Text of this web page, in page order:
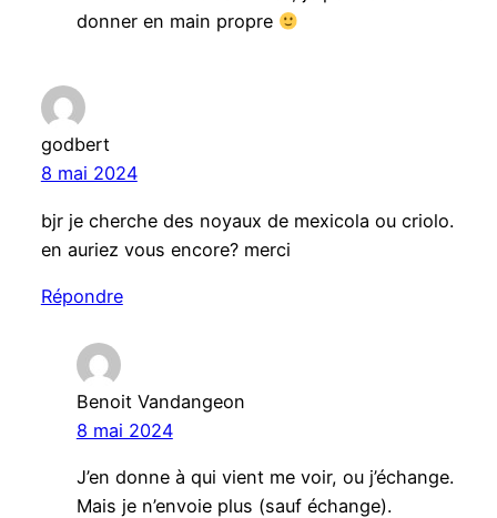
donner en main propre
godbert
8 mai 2024
bjr je cherche des noyaux de mexicola ou criolo.
en auriez vous encore? merci
Répondre
Benoit Vandangeon
8 mai 2024
J’en donne à qui vient me voir, ou j’échange.
Mais je n’envoie plus (sauf échange).